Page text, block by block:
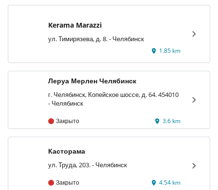
Kerama Marazzi
ул. Тимирязева, д. 8. - Челябинск
1.85 km
Леруа Мерлен Челябинск
г. Челябинск, Копейское шоссе, д. 64. 454010
- Челябинск
Закрыто 3.6 km
Касторама
ул. Труда, 203. - Челябинск
Закрыто 4.54 km